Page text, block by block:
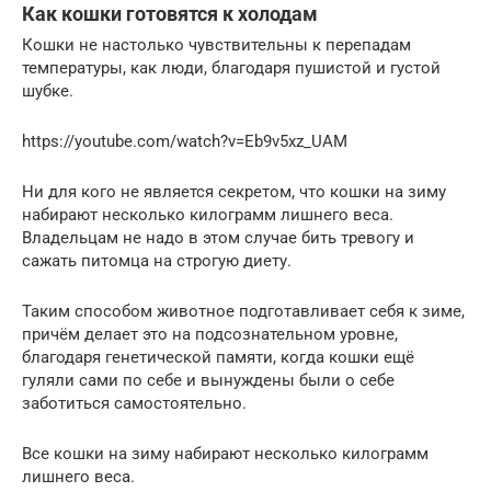
Как кошки готовятся к холодам
Кошки не настолько чувствительны к перепадам
температуры, как люди, благодаря пушистой и густой
шубке.
https://youtube.com/watch?v=Eb9v5xz_UAM
Ни для кого не является секретом, что кошки на зиму
набирают несколько килограмм лишнего веса.
Владельцам не надо в этом случае бить тревогу и
сажать питомца на строгую диету.
Таким способом животное подготавливает себя к зиме,
причём делает это на подсознательном уровне,
благодаря генетической памяти, когда кошки ещё
гуляли сами по себе и вынуждены были о себе
заботиться самостоятельно.
Все кошки на зиму набирают несколько килограмм
лишнего веса.